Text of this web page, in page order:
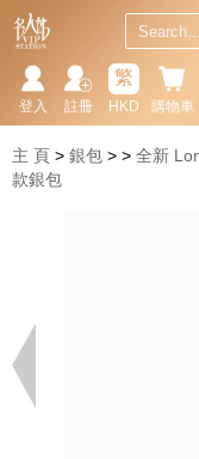
購物車
繁
HKD
註冊
登入
主 頁 銀包
全新
款銀包